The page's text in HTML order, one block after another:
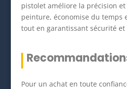
pistolet améliore la précision
peinture, économise du temps
tout en garantissant sécurité et
Pour un achat en toute